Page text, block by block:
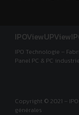
IPOViewUPView
IPO Technologie –
Panel PC & PC
Copyright © 2021 –
générales